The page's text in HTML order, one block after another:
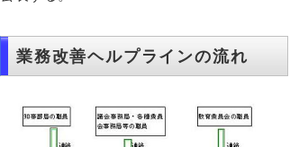
業務改善ヘルプラインの流れ